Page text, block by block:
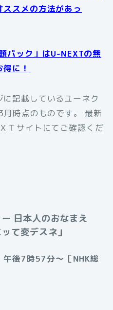
スメの方法があっ
パック」はU-NEXTの無
に！
に記載しているユーネク
時点のものです。 最新
Ｔサイトにてご確認くだ
日本人のおなまえ
て変デスネ」
後7時57分～［NHK総